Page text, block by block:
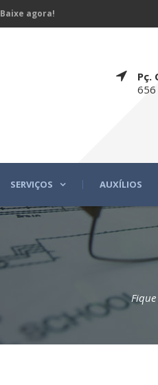
Baixe agora!
Pç.
656
SERVIÇOS AUXÍLIOS